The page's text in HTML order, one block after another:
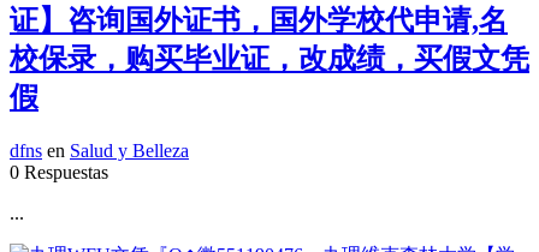
证】咨询国外证书，国外学校代申请,名
校保录，购买毕业证，改成绩，买假文凭
假
dfns en Salud y Belleza
0 Respuestas
...